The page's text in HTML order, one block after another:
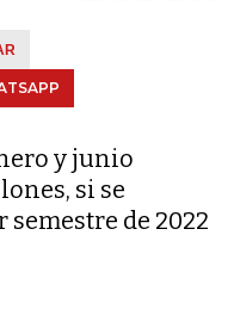
y junio
si se
de 2022